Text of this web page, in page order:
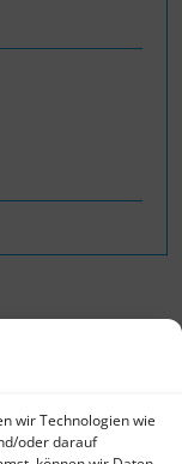
wir Technologien wie
oder darauf